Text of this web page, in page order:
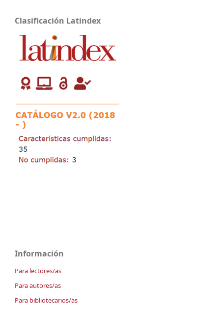
Clasificación Latindex
Información
Para lectores/as
Para autores/as
Para bibliotecarios/as